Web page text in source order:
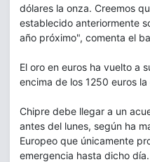
dólares la onza. Creemos
establecido anteriormente
año próximo", comenta el
El oro en euros ha vuelto a
encima de los 1250 euros
Chipre debe llegar a un
antes del lunes, según ha
Europeo que únicamente
emergencia hasta dicho día.